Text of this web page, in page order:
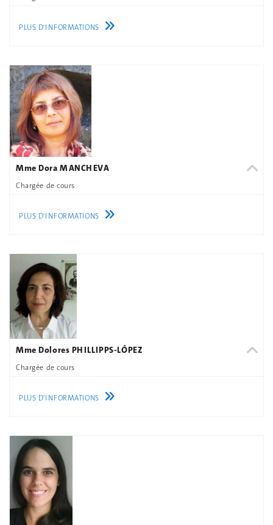
PLUS D'INFORMATIONS
Mme Dora MANCHEVA
Chargée de cours
PLUS D'INFORMATIONS
Mme Dolores PHILLIPPS-LÓPEZ
Chargée de cours
PLUS D'INFORMATIONS